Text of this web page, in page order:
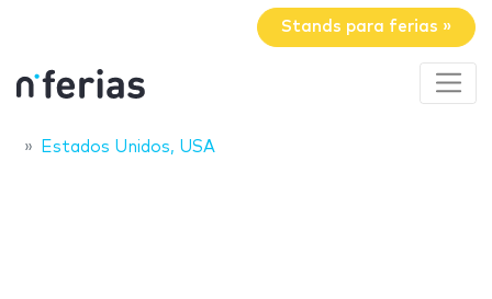
Stands para ferias »
Estados Unidos, USA